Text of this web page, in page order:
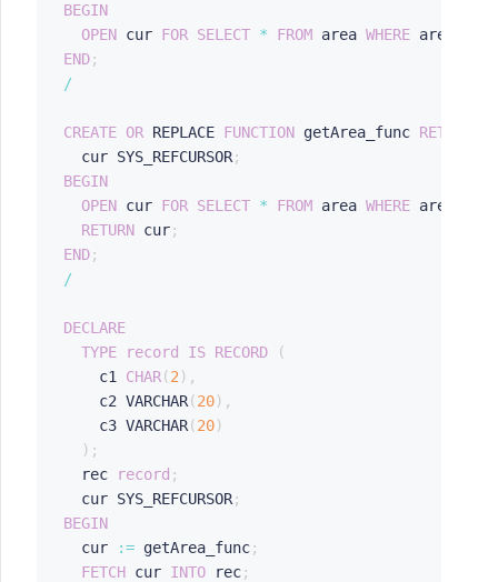
BEGIN
OPEN cur FOR SELECT * FROM area WHERE area_no
END;
/
CREATE OR REPLACE FUNCTION getArea_func RETURN
  cur SYS_REFCURSOR
;
BEGIN
OPEN cur FOR SELECT * FROM area WHERE area_no
RETURN cur;
END;
/
DECLARE
TYPE
record IS RECORD
(
    c1
CHAR(2 ) ,
	c2 VARCHAR
(20) ,
	c3 VARCHAR
(20)
) ;
  rec
record ;
  cur SYS_REFCURSOR
;
BEGIN
  cur
:= getArea_func;
FETCH cur INTO rec;